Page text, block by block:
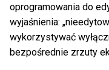
oprogramowania do
wyjaśnienia:
wykorzystywać
bezpośrednie zrzuty